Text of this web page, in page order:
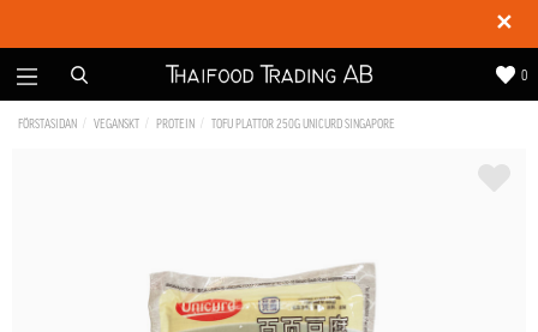
✕
0
FÖRSTASIDAN VEGANSKT PROTEIN TOFU PLATTOR 250G UNICURD SINGAPORE